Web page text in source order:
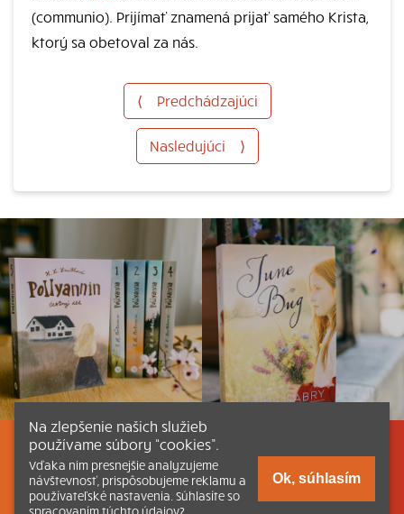
(communio). Prijímať znamená prijať samého Krista,
ktorý sa obetoval za nás.
⟨ Predchádzajúci
Nasledujúci ⟩
Listovať Obsah Dokumenty a články
Kontakt Tlačená verzia Katechizmu
Na zlepšenie našich služieb
používame súbory “cookies”.
Vďaka nim presnejšie analyzujeme
návštevnosť, prispôsobujeme reklamu a
používateľské nastavenia. Súhlasíte so
spracovaním týchto údajov?
Ok, súhlasím